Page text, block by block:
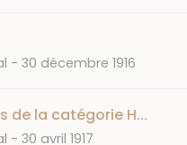
DATE
30 décembre 1916
de la catégorie H...
DATE
30 avril 1917